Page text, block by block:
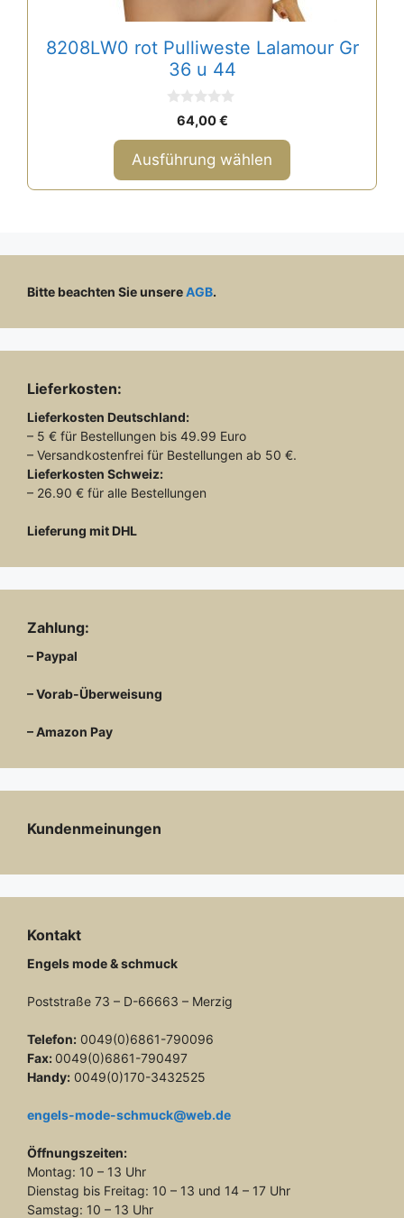
8208LW0 rot Pulliweste Lalamour Gr
36 u 44
o
n
5
64,00€
Ausführung wählen
Bitte beachten Sie unsereAGB.
Lieferkosten:
Lieferkosten Deutschland:
– 5 € für Bestellungen bis 49.99 Euro
– Versandkostenfrei für Bestellungen ab 50 €.
Lieferkosten Schweiz:
– 26.90 € für alle Bestellungen
Lieferung mit DHL
Zahlung:
– Paypal
– Vorab-Überweisung
– Amazon Pay
Kundenmeinungen
Kontakt
Engels mode & schmuck
Poststraße 73 – D-66663 – Merzig
Telefon: 0049(0)6861-790096
Fax: 0049(0)6861-790497
Handy: 0049(0)170-3432525
engels-mode-schmuck@web.de
Öffnungszeiten:
Montag: 10 – 13 Uhr
Dienstag bis Freitag: 10 – 13 und 14 – 17 Uhr
Samstag: 10 – 13 Uhr